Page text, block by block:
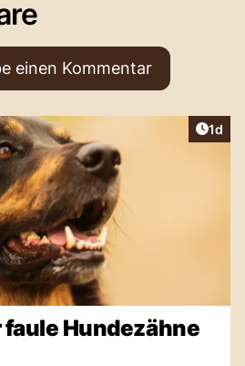
einen Kommentar
1d
Hundezähne